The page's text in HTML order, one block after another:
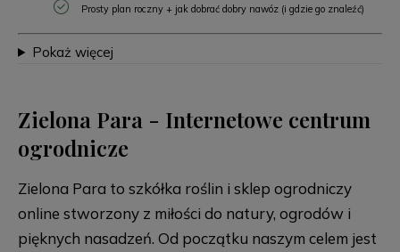
Prosty plan roczny + jak dobrać dobry nawóz (i gdzie go znaleźć)
Pokaż więcej
Zielona Para - Internetowe centrum
ogrodnicze
Zielona Para to szkółka roślin i sklep ogrodniczy
online stworzony z miłości do natury, ogrodów i
pięknych nasadzeń. Od początku naszym celem jest